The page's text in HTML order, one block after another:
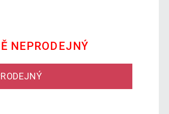
NEPRODEJNÝ